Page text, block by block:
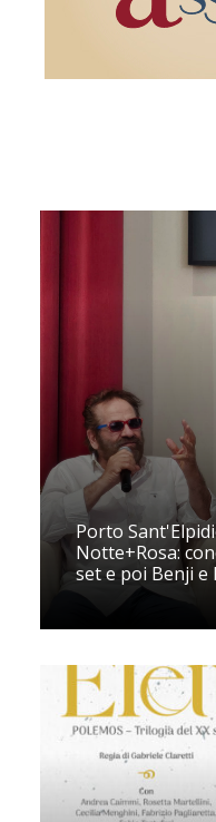
Porto
Notte+Rosa:
set e poi Benji e